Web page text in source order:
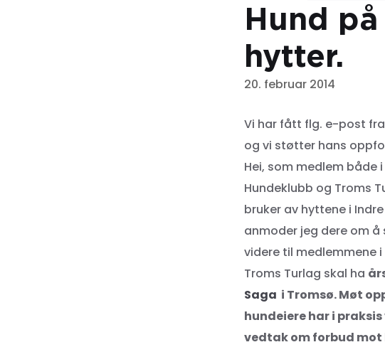
Hund
hytter.
20. februar 2014
Vi har fått flg. e-post fra
og vi støtter hans
Hei, som medlem både
Hundeklubb og Troms
bruker av hyttene i
anmoder jeg dere om å
videre til medlemmene
Troms Turlag skal ha
Saga i Tromsø. Møt
hundeiere har i
vedtak om forbud mot